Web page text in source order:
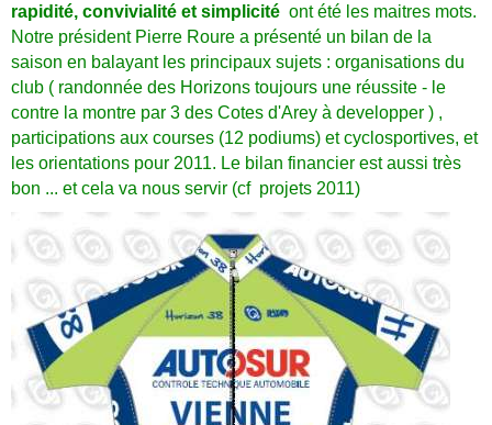
rapidité, convivialité et simplicité ont été les maitres mots.
Notre président Pierre Roure a présenté un bilan de la
saison en balayant les principaux sujets : organisations du
club ( randonnée des Horizons toujours une réussite - le
contre la montre par 3 des Cotes d'Arey à developper ) ,
participations aux courses (12 podiums) et cyclosportives, et
les orientations pour 2011. Le bilan financier est aussi très
bon ... et cela va nous servir (cf projets 2011)